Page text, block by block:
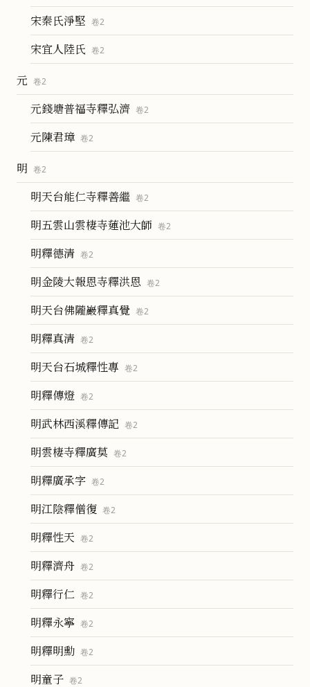
宋秦氏淨堅 卷2
宋宜人陸氏 卷2
元 卷2
元錢塘普福寺釋弘濟 卷2
元陳君璋 卷2
明 卷2
明天台能仁寺釋善繼 卷2
明五雲山雲棲寺蓮池大師 卷2
明釋德清 卷2
明金陵大報恩寺釋洪恩 卷2
明天台佛隴巖釋真覺 卷2
明釋真清 卷2
明天台石城釋性專 卷2
明釋傳燈 卷2
明武林西溪釋傳記 卷2
明雲棲寺釋廣莫 卷2
明釋廣承字 卷2
明江陰釋僧復 卷2
明釋性天 卷2
明釋濟舟 卷2
明釋行仁 卷2
明釋永寧 卷2
明釋明勳 卷2
明童子 卷2